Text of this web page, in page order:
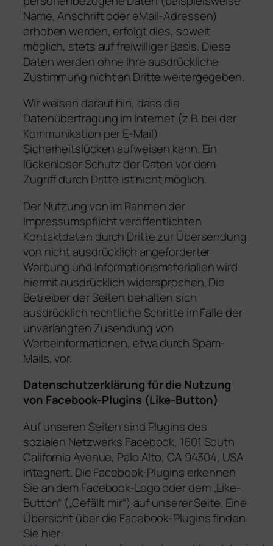
Name, Anschrift oder eMail-Adressen)
erhoben werden, erfolgt dies, soweit
möglich, stets auf freiwilliger Basis. Diese
Daten werden ohne Ihre ausdrückliche
Zustimmung nicht an Dritte weitergegeben.
Wir weisen darauf hin, dass die
Datenübertragung im Internet (z.B. bei der
Kommunikation per E-Mail)
Sicherheitslücken aufweisen kann. Ein
lückenloser Schutz der Daten vor dem
Zugriff durch Dritte ist nicht möglich.
Der Nutzung von im Rahmen der
Impressumspflicht veröffentlichten
Kontaktdaten durch Dritte zur Übersendung
von nicht ausdrücklich angeforderter
Werbung und Informationsmaterialien wird
hiermit ausdrücklich widersprochen. Die
Betreiber der Seiten behalten sich
ausdrücklich rechtliche Schritte im Falle der
unverlangten Zusendung von
Werbeinformationen, etwa durch Spam-
Mails, vor.
Datenschutzerklärung für die Nutzung
von Facebook-Plugins (Like-Button)
Auf unseren Seiten sind Plugins des
sozialen Netzwerks Facebook, 1601 South
California Avenue, Palo Alto, CA 94304, USA
integriert. Die Facebook-Plugins erkennen
Sie an dem Facebook-Logo oder dem „Like-
Button“ („Gefällt mir“) auf unserer Seite. Eine
Übersicht über die Facebook-Plugins finden
Sie hier: